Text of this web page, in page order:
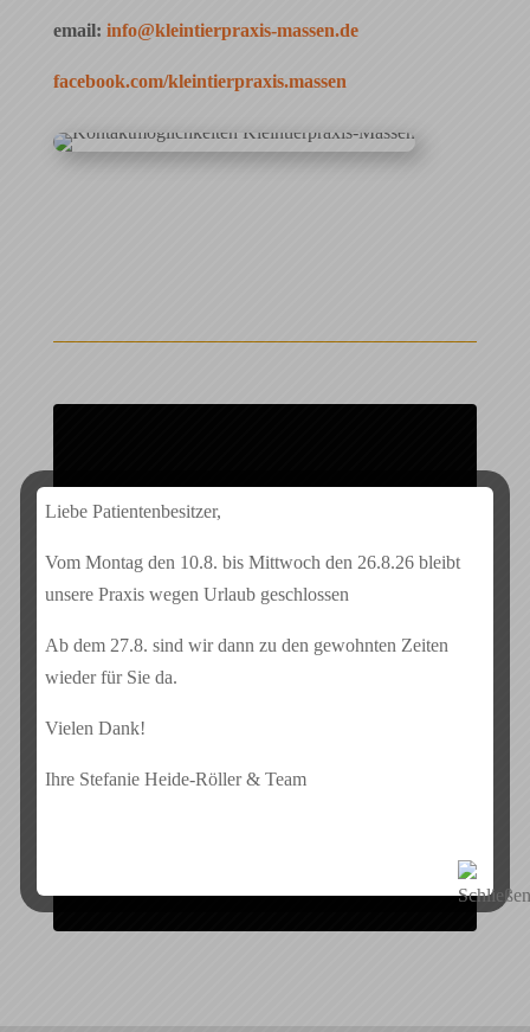
email: info@kleintierpraxis-massen.de
facebook.com/kleintierpraxis.massen
Maps. Um auf den eigentlichen Inhalt zuzugreifen,
klicken Sie auf die Schaltfläche unten. Bitte beachten
Sie, dass dabei Daten an Drittanbieter weitergegeben
Mehr Informationen
entsperren
Liebe Patientenbesitzer,
Vom Montag den 10.8. bis Mittwoch den 26.8.26 bleibt
unsere Praxis wegen Urlaub geschlossen
Ab dem 27.8. sind wir dann zu den gewohnten Zeiten
wieder für Sie da.
Vielen Dank!
Ihre Stefanie Heide-Röller & Team